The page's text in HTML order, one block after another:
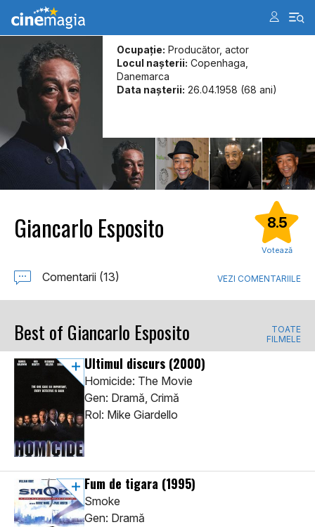
Ocupație: Producător, actor
Locul naşterii: Copenhaga,
Danemarca
Data naşterii: 26.04.1958 (68 ani)
Giancarlo Esposito 8.5
Votează
Comentarii (13) VEZI COMENTARIILE
Best of Giancarlo Esposito
TOATE
FILMELE
Ultimul discurs (2000)
Homicide: The Movie
Gen: Dramă, Crimă
Rol: Mike Giardello
Fum de tigara (1995)
Smoke
Gen: Dramă